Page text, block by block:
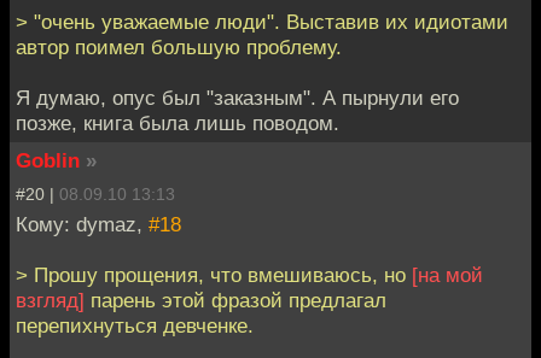
> "очень уважаемые люди". Выставив их идиотами
автор поимел большую проблему.
Я думаю, опус был "заказным". А пырнули его
позже, книга была лишь поводом.
Goblin »
#20 | 08.09.10 13:13
Кому: dymaz, #18
> Прошу прощения, что вмешиваюсь, но [на мой
взгляд] парень этой фразой предлагал
перепихнуться девченке.